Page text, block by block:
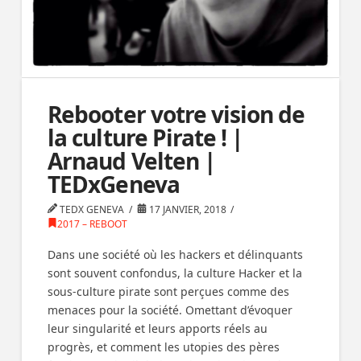
Rebooter votre vision de
la culture Pirate ! |
Arnaud Velten |
TEDxGeneva
TEDX GENEVA
17 JANVIER, 2018
2017 – REBOOT
Dans une société où les hackers et délinquants
sont souvent confondus, la culture Hacker et la
sous-culture pirate sont perçues comme des
menaces pour la société. Omettant d’évoquer
leur singularité et leurs apports réels au
progrès, et comment les utopies des pères